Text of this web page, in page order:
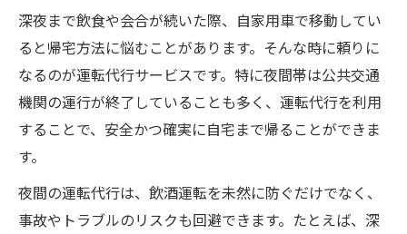
夜間対応運転代行のメリットと利用の魅力
深夜時間帯に運転代行が安心な選択肢とな
る理由
安心感を高める深夜の運転代行利用ポイント
深夜の運転代行選択で安心感を得るための
運転代行を夜間に利用する際の安全ポイン
ト
深夜まで飲食や会合が続いた際、自家用車で移動してい
ると帰宅方法に悩むことがあります。そんな時に頼りに
なるのが運転代行サービスです。特に夜間帯は公共交通
機関の運行が終了していることも多く、運転代行を利用
することで、安全かつ確実に自宅まで帰ることができま
す。
夜間の運転代行は、飲酒運転を未然に防ぐだけでなく、
事故やトラブルのリスクも回避できます。たとえば、深